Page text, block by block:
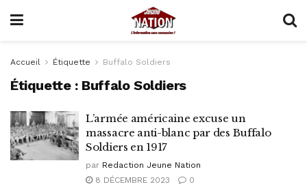
Accueil Étiquette Buffalo Soldiers
Étiquette : Buffalo Soldiers
L’armée américaine excuse un
massacre anti-blanc par des Buffalo
Soldiers en 1917
par Redaction Jeune Nation
8 DÉCEMBRE 2023
0